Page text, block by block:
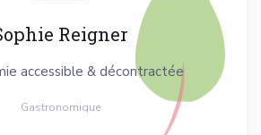
Reigner
accessible & décontractée
Gastronomique